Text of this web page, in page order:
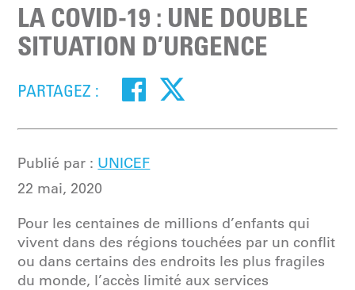
LA COVID-19 : UNE DOUBLE
SITUATION D’URGENCE
PARTAGEZ :
Publié par : UNICEF
22 mai, 2020
Pour les centaines de millions d’enfants qui
vivent dans des régions touchées par un conflit
ou dans certains des endroits les plus fragiles
du monde, l’accès limité aux services